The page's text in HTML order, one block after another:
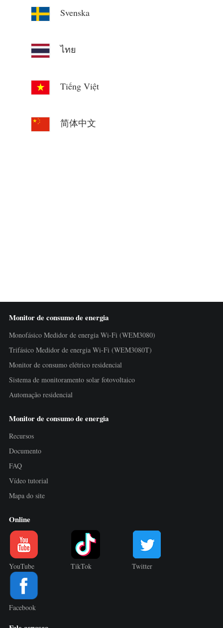
Svenska
ไทย
Tiếng Việt
简体中文
Monitor de consumo de energia
Monofásico Medidor de energia Wi-Fi (WEM3080)
Trifásico Medidor de energia Wi-Fi (WEM3080T)
Monitor de consumo elétrico residencial
Sistema de monitoramento solar fotovoltaico
Automação residencial
Monitor de consumo de energia
Recursos
Documento
FAQ
Vídeo tutorial
Mapa do site
Online
YouTube TikTok Twitter
Facebook